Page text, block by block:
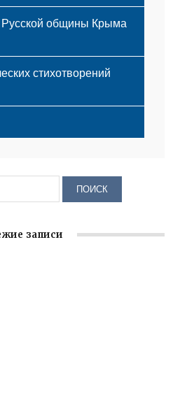
Русской общины Крыма
стихотворений
записи